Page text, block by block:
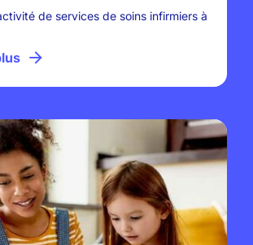
de services de soins infirmiers à